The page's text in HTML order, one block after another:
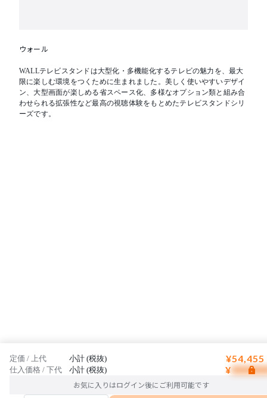
ウォール
WALLテレビスタンドは大型化・多機能化するテレビの魅力を、最大
限に楽しむ環境をつくために生まれました。美しく使いやすいデザイ
ン、大型画面が楽しめる省スペース化、多様なオプション類と組み合
わせられる拡張性など最高の視聴体験をもとめたテレビスタンドシリ
ーズです。
定価 / 上代 小計 (税抜) ¥54,455
仕入価格 / 下代 小計 (税抜) ¥
お気に入りはログイン後にご利用可能です